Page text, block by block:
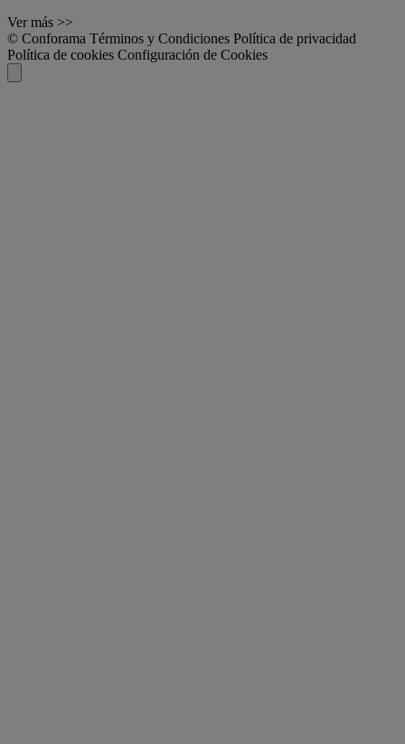
Ver más >>
© Conforama Términos y Condiciones Política de privacidad
Política de cookies Configuración de Cookies